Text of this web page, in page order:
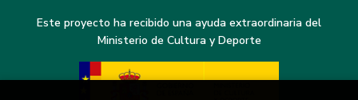
Este proyecto ha recibido una ayuda extraordinaria del
Ministerio de Cultura y Deporte